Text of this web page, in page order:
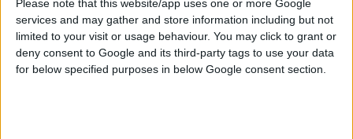
Please note that this website/app uses one or more Google
services and may gather and store information including but not
limited to your visit or usage behaviour. You may click to grant or
deny consent to Google and its third-party tags to use your data
for below specified purposes in below Google consent section.